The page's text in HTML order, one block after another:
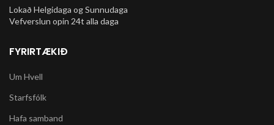
Lokað Helgidaga og Sunnudaga
Vefverslun opin 24t alla daga
FYRIRTÆKIÐ
Um Hvell
Starfsfólk
Hafa samband